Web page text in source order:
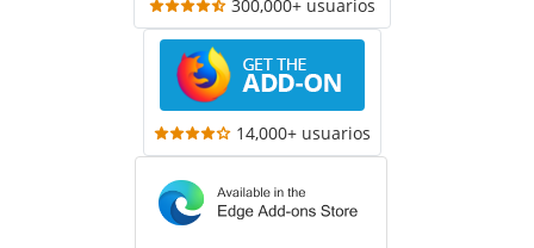
300,000+ usuarios
14,000+ usuarios